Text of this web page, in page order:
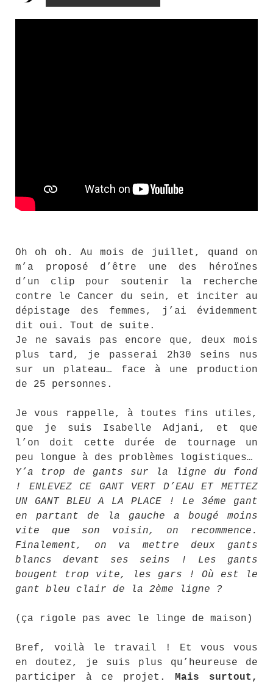
Oh oh oh. Au mois de juillet, quand on
m’a proposé d’être une des héroïnes
d’un clip pour soutenir la recherche
contre le Cancer du sein, et inciter au
dépistage des femmes, j’ai évidemment
dit oui. Tout de suite.
Je ne savais pas encore que, deux mois
plus tard, je passerai 2h30 seins nus
sur un plateau… face à une production
de 25 personnes.
Je vous rappelle, à toutes fins utiles,
que je suis Isabelle Adjani, et que
l’on doit cette durée de tournage un
peu longue à des problèmes logistiques…
Y’a trop de gants sur la ligne du fond
! ENLEVEZ CE GANT VERT D’EAU ET METTEZ
UN GANT BLEU A LA PLACE ! Le 3éme gant
en partant de la gauche a bougé moins
vite que son voisin, on recommence.
Finalement, on va mettre deux gants
blancs devant ses seins ! Les gants
bougent trop vite, les gars ! Où est le
gant bleu clair de la 2ème ligne ?
(ça rigole pas avec le linge de maison)
Bref, voilà le travail ! Et vous vous
en doutez, je suis plus qu’heureuse de
participer à ce projet.
Mais surtout,